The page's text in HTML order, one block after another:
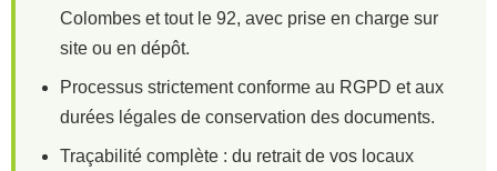
Colombes et tout le 92, avec prise en charge sur
site ou en dépôt.
Processus strictement conforme au RGPD et aux
durées légales de conservation des documents.
Traçabilité complète : du retrait de vos locaux